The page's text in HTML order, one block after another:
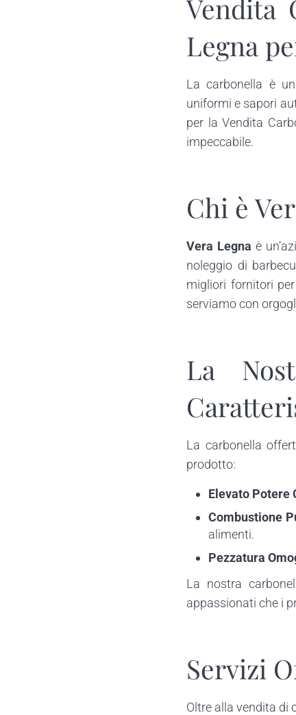
Vendita
Legna
La carbonella è
uniformi e sapori
per la Vendita
impeccabile.
Chi è
Vera Legna è
noleggio di
migliori fornitori
serviamo con
La
La carbonella
prodotto:
Elevato Potere
Combustione
alimenti.
Pezzatura
La nostra
appassionati che i
Servizi
Oltre alla vendita di